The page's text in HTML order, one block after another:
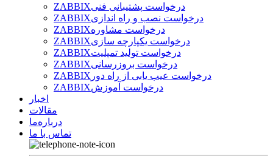
ZABBIXدرخواست پشتیبانی فنی
ZABBIXدرخواست نصب و راه اندازی
ZABBIXدرخواست مشاوره
ZABBIXدرخواست یکپارچه سازی
ZABBIXدرخواست تولید تمپلیت
ZABBIXدرخواست بروزرسانی
ZABBIX درخواست عیب یابی از راه دور
ZABBIXدرخواست آموزش
اخبار
مقالات
درباره‌ما
تماس با ما